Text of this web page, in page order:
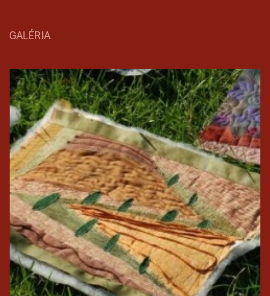
GALÉRIA